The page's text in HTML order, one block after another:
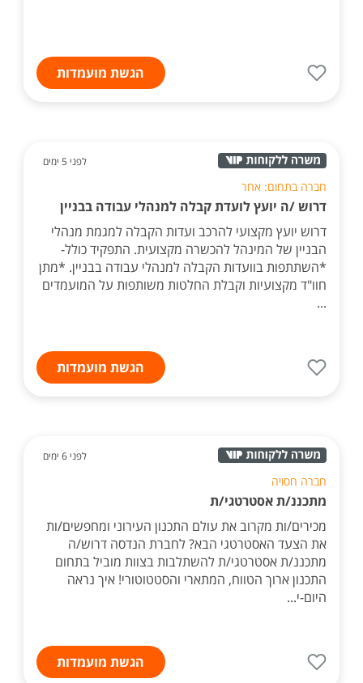
הגשת מועמדות
לפני 5 ימים
חברה בתחום: אחר
דרוש /ה יועץ לועדת קבלה למנהלי עבודה בבניין
דרוש יועץ מקצועי להרכב ועדות הקבלה למגמת מנהלי
הבניין של המינהל להכשרה מקצועית. התפקיד כולל-
*השתתפות בוועדות הקבלה למנהלי עבודה בבניין. *מתן
חוו"ד מקצועיות וקבלת החלטות משותפות על המועמדים
...
הגשת מועמדות
לפני 6 ימים
חברה חסויה
מתכננ/ת אסטרטגי/ת
מכירים/ות מקרוב את עולם התכנון העירוני ומחפשים/ות
את הצעד האסטרטגי הבא? לחברת הנדסה דרוש/ה
מתכננ/ת אסטרטגי/ת להשתלבות בצוות מוביל בתחום
התכנון ארוך הטווח, המתארי והסטטוטורי! איך נראה
היום-י...
הגשת מועמדות